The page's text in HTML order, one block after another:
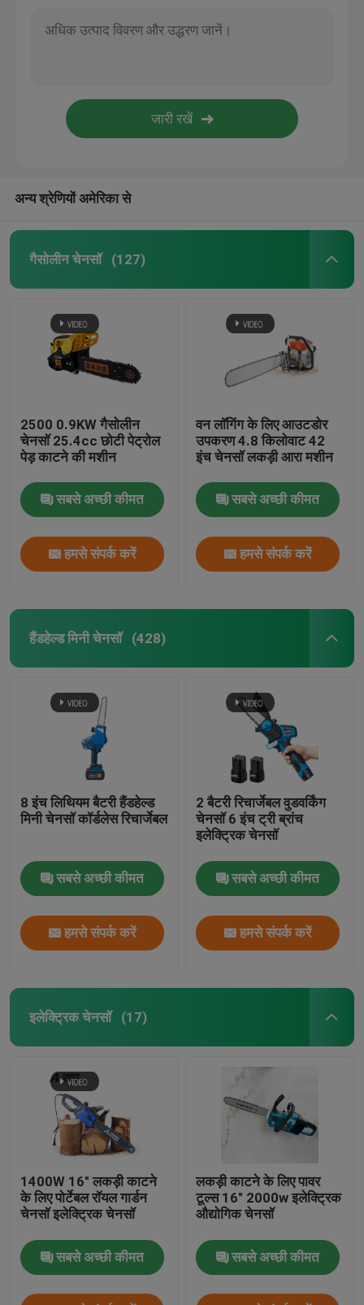
अन्य श्रेणियों अमेरिका से
गैसोलीन चेनसॉ (127)
2500 0.9KW गैसोलीन
चेनसॉ 25.4cc छोटी पेट्रोल
पेड़ काटने की मशीन
सबसे अच्छी कीमत
हमसे संपर्क करें
वन लॉगिंग के लिए आउटडोर
उपकरण 4.8 किलोवाट 42
इंच चेनसॉ लकड़ी आरा मशीन
सबसे अच्छी कीमत
हमसे संपर्क करें
हैंडहेल्ड मिनी चेनसॉ (428)
8 इंच लिथियम बैटरी हैंडहेल्ड
मिनी चेनसॉ कॉर्डलेस रिचार्जेबल
सबसे अच्छी कीमत
हमसे संपर्क करें
2 बैटरी रिचार्जेबल वुडवर्किंग
चेनसॉ 6 इंच ट्री ब्रांच
इलेक्ट्रिक चेनसॉ
सबसे अच्छी कीमत
हमसे संपर्क करें
इलेक्ट्रिक चेनसॉ (17)
1400W 16" लकड़ी काटने
के लिए पोर्टेबल रॉयल गार्डन
चेनसॉ इलेक्ट्रिक चेनसॉ
सबसे अच्छी कीमत
लकड़ी काटने के लिए पावर
टूल्स 16" 2000w इलेक्ट्रिक
औद्योगिक चेनसॉ
सबसे अच्छी कीमत